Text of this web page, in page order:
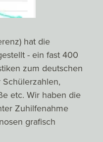
hat die
- ein fast 400
zum deutschen
etc. Wir haben die
Zuhilfenahme
grafisch